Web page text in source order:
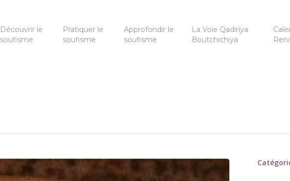
Découvrir le
soufisme
Pratiquer le
soufisme
Approfondir le
soufisme
La Voie Qadiriya
Boutchichiya